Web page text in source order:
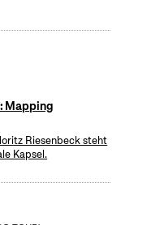
Mapping
Riesenbeck steht
Kapsel.